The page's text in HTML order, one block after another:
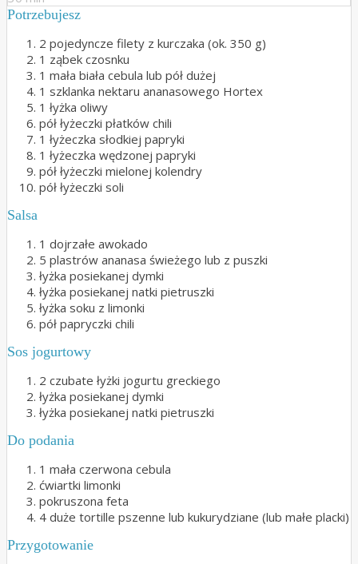
Potrzebujesz
2 pojedyncze filety z kurczaka (ok. 350 g)
1 ząbek czosnku
1 mała biała cebula lub pół dużej
1 szklanka nektaru ananasowego Hortex
1 łyżka oliwy
pół łyżeczki płatków chili
1 łyżeczka słodkiej papryki
1 łyżeczka wędzonej papryki
pół łyżeczki mielonej kolendry
pół łyżeczki soli
Salsa
1 dojrzałe awokado
5 plastrów ananasa świeżego lub z puszki
łyżka posiekanej dymki
łyżka posiekanej natki pietruszki
łyżka soku z limonki
pół papryczki chili
Sos jogurtowy
2 czubate łyżki jogurtu greckiego
łyżka posiekanej dymki
łyżka posiekanej natki pietruszki
Do podania
1 mała czerwona cebula
ćwiartki limonki
pokruszona feta
4 duże tortille pszenne lub kukurydziane (lub małe placki)
Przygotowanie